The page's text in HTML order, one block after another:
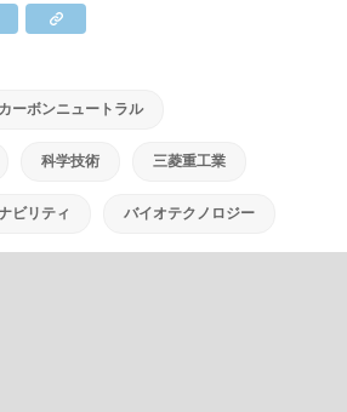
カーボンニュートラル
科学技術 三菱重工業
ビリティ バイオテクノロジー